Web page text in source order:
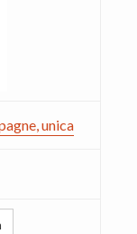
unica